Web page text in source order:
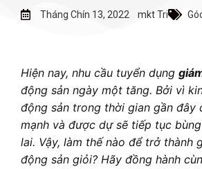
Tháng Chín 13, 2022 mkt Tri
Hiện nay, nhu cầu tuyển dụng
động sản ngày một tăng. Bởi vì
động sản trong thời gian gần đây
mạnh và được dự sẽ tiếp tục
lai. Vậy, làm thế nào để trở thành
động sản giỏi? Hãy đồng hành